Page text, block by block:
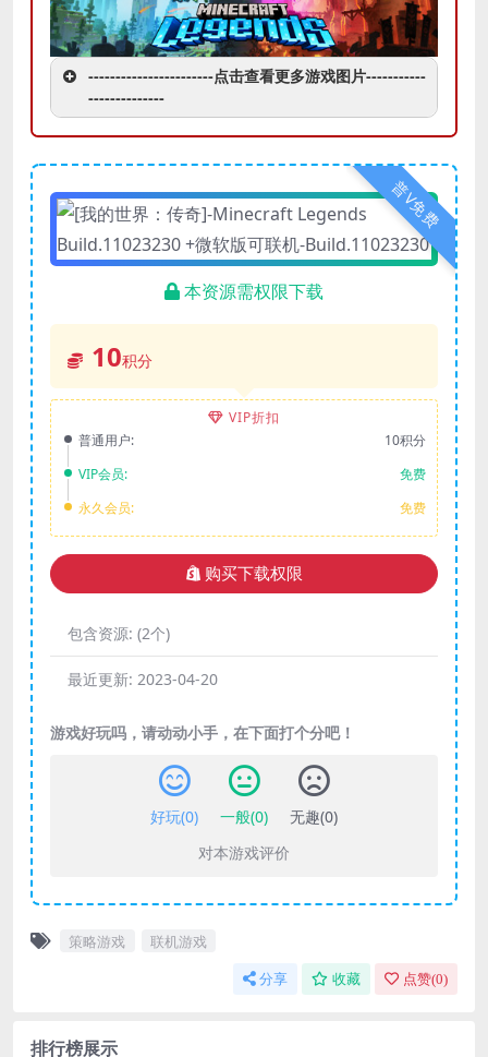
-----------------------点击查看更多游戏图片-----------
--------------
普V免费
本资源需权限下载
10积分
VIP折扣
普通用户:
10积分
VIP会员:
免费
永久会员:
免费
购买下载权限
包含资源: (2个)
最近更新: 2023-04-20
游戏好玩吗，请动动小手，在下面打个分吧！
好玩(0) 一般(0) 无趣(0)
对本游戏评价
策略游戏 联机游戏
分享 收藏 点赞(0)
排行榜展示